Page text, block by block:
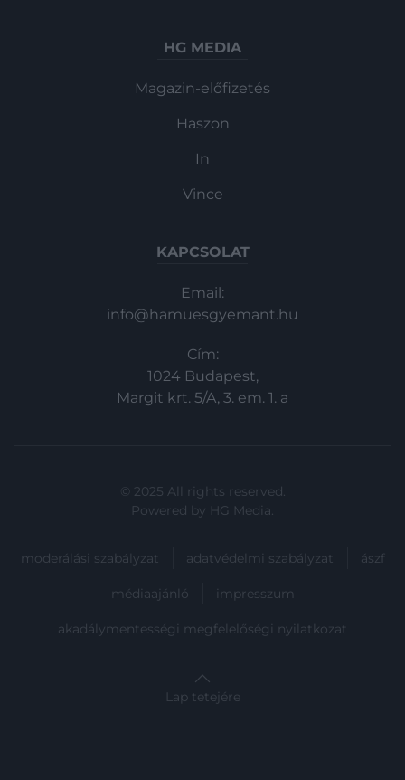
HG MEDIA
Magazin-előfizetés
Haszon
In
Vince
KAPCSOLAT
Email:
info@hamuesgyemant.hu
Cím:
1024 Budapest,
Margit krt. 5/A, 3. em. 1. a
© 2025 All rights reserved.
Powered by HG Media.
moderálási szabályzat adatvédelmi szabályzat ászf
médiaajánló impresszum
akadálymentességi megfelelőségi nyilatkozat
Lap tetejére